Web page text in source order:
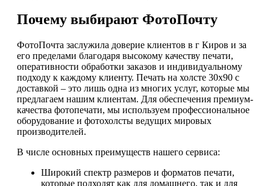
Почему выбирают ФотоПочту
ФотоПочта заслужила доверие клиентов в г Киров и за
его пределами благодаря высокому качеству печати,
оперативности обработки заказов и индивидуальному
подходу к каждому клиенту. Печать на холсте 30х90 с
доставкой – это лишь одна из многих услуг, которые мы
предлагаем нашим клиентам. Для обеспечения премиум-
качества фотопечати, мы используем профессиональное
оборудование и фотохолсты ведущих мировых
производителей.
В числе основных преимуществ нашего сервиса:
Широкий спектр размеров и форматов печати,
которые подходят как для домашнего, так и для